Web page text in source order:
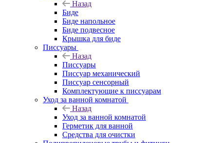
Назад
Биде
Биде напольное
Биде подвесное
Крышка для биде
Писсуары
Назад
Писсуары
Писсуар механический
Писсуар сенсорный
Комплектующие к писсуарам
Уход за ванной комнатой
Назад
Уход за ванной комнатой
Герметик для ванной
Средства для очистки